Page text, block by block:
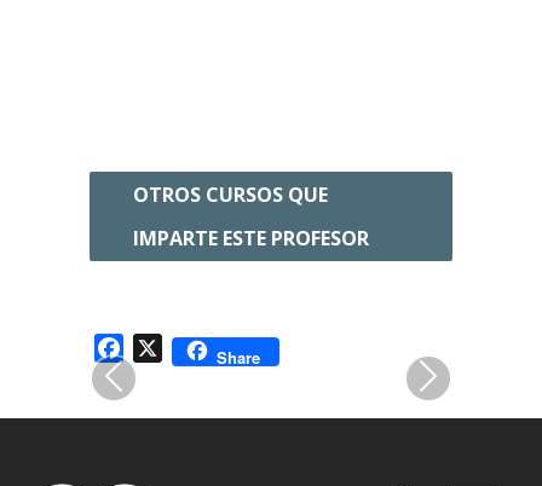
para principiantes. Domina tu
Curso: Luces, cámara, ¡nación!
Cine mexicano e identidad
OTROS CURSOS QUE
IMPARTE ESTE PROFESOR
Previous Next
Facebook
X Share